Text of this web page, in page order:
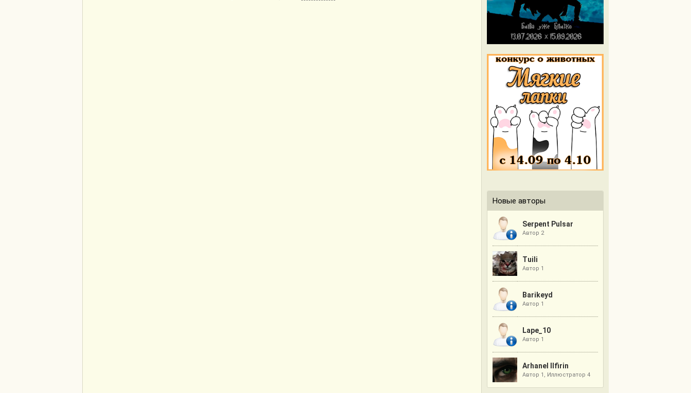
Новые авторы
Serpent Pulsar
Автор 2
Tuili
Автор 1
Barikeyd
Автор 1
Lape_10
Автор 1
Arhanel Ilfirin
Автор 1, Иллюстратор 4